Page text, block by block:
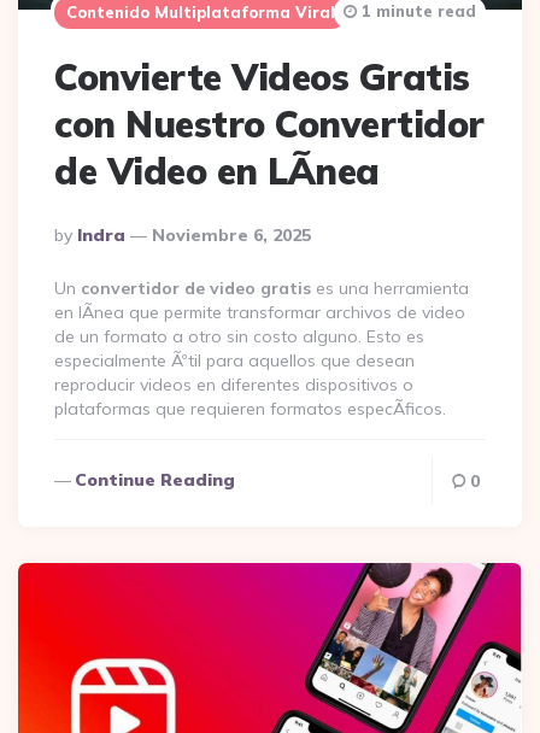
Contenido Multiplataforma Viral
Convierte Videos Gratis
con Nuestro Convertidor
de Video en LÃ­nea
Posted
By
By Indra Noviembre 6, 2025
1 minute read
Un convertidor de video gratis es una herramienta
en lÃ­nea que permite transformar archivos de video
de un formato a otro sin costo alguno. Esto es
especialmente Ãºtil para aquellos que desean
reproducir videos en diferentes dispositivos o
plataformas que requieren formatos especÃ­ficos.
Continue Reading 0